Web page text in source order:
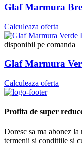
Glaf Marmura
Calculeaza oferta
disponibil pe comanda
Glaf Marmura
Calculeaza oferta
Profita de super
Doresc sa ma abonez
termenii si conditiile si